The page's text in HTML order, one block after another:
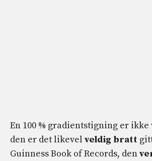
En 100 % gradientstigning er
den er det likevel veldig bratt
Guinness Book of Records, den